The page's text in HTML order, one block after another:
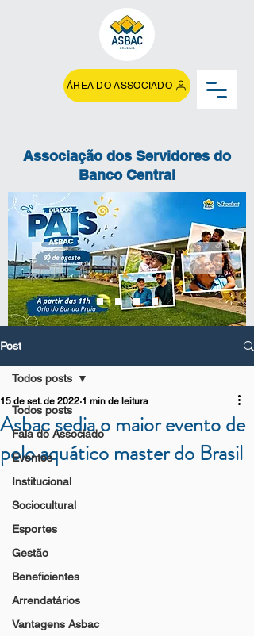
ÁREA DO ASSOCIADO
Associação dos Servidores do
Banco Central
Post
Todos posts
Fala do Associado
Eventos
Institucional
Sociocultural
Esportes
Gestão
Beneficientes
Arrendatários
Vantagens Asbac
Todos posts
Asbac sedia o maior evento de
polo aquático master do Brasil
15 de set. de 2022 1 min de leitura